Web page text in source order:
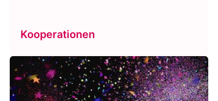
Kooperationen